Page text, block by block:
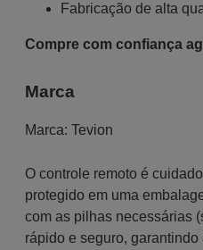
Fabricação de alta
Compre com confiança
Marca
Marca: Tevion
O controle remoto é
protegido em uma
com as pilhas necessárias
rápido e seguro,